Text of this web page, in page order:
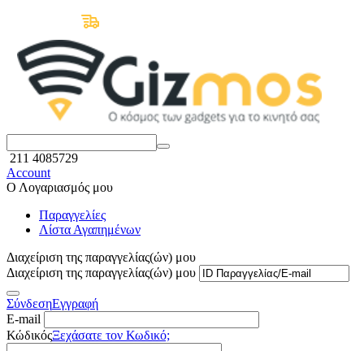
211 4085729
Account
Ο Λογαριασμός μου
Παραγγελίες
Λίστα Αγαπημένων
Διαχείριση της παραγγελίας(ών) μου
Διαχείριση της παραγγελίας(ών) μου
ΣύνδεσηΕγγραφή
E-mail
ΚώδικόςΞεχάσατε τον Κωδικό;